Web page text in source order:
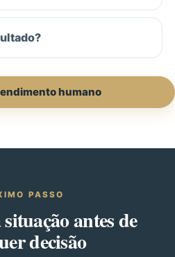
humano
PASSO
antes de
decisão